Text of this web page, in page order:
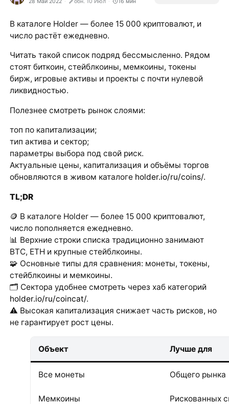
28 Май 2022 обн. 10 Июл 16 мин
В каталоге Holder — более 15 000 криптовалют, и
число растёт ежедневно.
Читать такой список подряд бессмысленно. Рядом
стоят биткоин, стейблкоины, мемкоины, токены
бирж, игровые активы и проекты с почти нулевой
ликвидностью.
Полезнее смотреть рынок слоями:
топ по капитализации;
тип актива и сектор;
параметры выбора под свой риск.
Актуальные цены, капитализация и объёмы торгов
обновляются в живом каталоге holder.io/ru/coins/.
TL;DR
🪙 В каталоге Holder — более 15 000 криптовалют,
число пополняется ежедневно.
📊 Верхние строки списка традиционно занимают
BTC, ETH и крупные стейблкоины.
🧩 Основные типы для сравнения: монеты, токены,
стейблкоины и мемкоины.
🗂 Сектора удобнее смотреть через хаб категорий
holder.io/ru/coincat/.
⚠️ Высокая капитализация снижает часть рисков, но
не гарантирует рост цены.
Объект Лучше для
Все монеты Общего рынка
Мемкоины Рискованных